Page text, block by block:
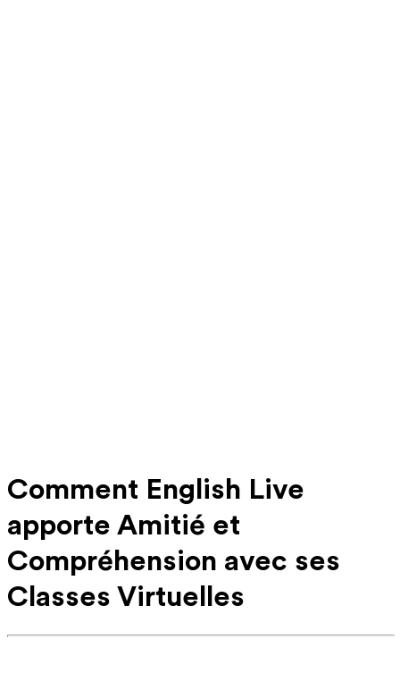
Comment English Live
apporte Amitié et
Compréhension avec ses
Classes Virtuelles